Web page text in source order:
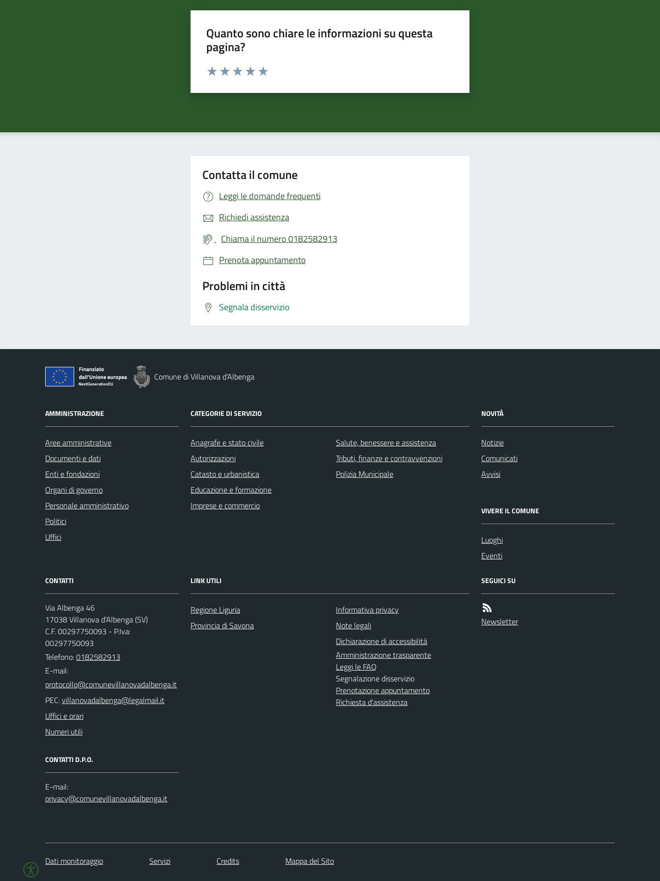
Quanto sono chiare le informazioni su questa
pagina?
Valuta da 1 a 5 stelle la pagina
Contatta il comune
Leggi le domande frequenti
Richiedi assistenza
Chiama il numero 0182582913
Prenota appuntamento
Problemi in città
Segnala disservizio
Comune di Villanova d'Albenga
AMMINISTRAZIONE
Aree amministrative
Documenti e dati
Enti e fondazioni
Organi di governo
Personale amministrativo
Politici
Uffici
CATEGORIE DI SERVIZIO
Anagrafe e stato civile
Autorizzazioni
Catasto e urbanistica
Educazione e formazione
Imprese e commercio
Salute, benessere e assistenza
Tributi, finanze e contravvenzioni
Polizia Municipale
NOVITÀ
Notizie
Comunicati
Avvisi
VIVERE IL COMUNE
Luoghi
Eventi
CONTATTI
Via Albenga 46
17038 Villanova d'Albenga (SV)
C.F. 00297750093 - P.Iva:
00297750093
Telefono:0182582913
E-mail:
PEC:
Uffici e orari
Numeri utili
CONTATTI D.P.O.
E-mail:
LINK UTILI
Regione Liguria
Provincia di Savona
Informativa privacy
Note legali
Dichiarazione di accessibilità
Amministrazione trasparente
Leggi le FAQ
Segnalazione disservizio
Prenotazione appuntamento
Richiesta d'assistenza
SEGUICI SU
Newsletter
Dati monitoraggio Servizi Credits Mappa del Sito